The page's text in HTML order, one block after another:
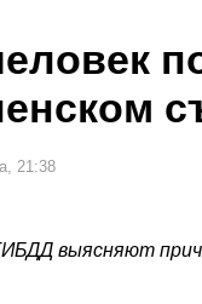
21:38
выясняют